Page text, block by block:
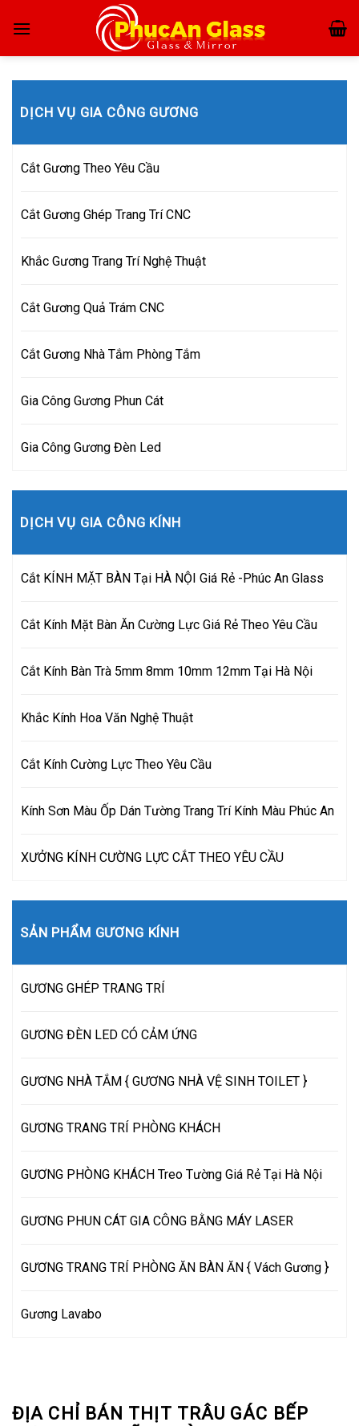
ĐỊA CHỈ BÁN THỊT TRÂU GÁC BẾP
DỊCH VỤ GIA CÔNG GƯƠNG
Cắt Gương Theo Yêu Cầu
Cắt Gương Ghép Trang Trí CNC
Khắc Gương Trang Trí Nghệ Thuật
Cắt Gương Quả Trám CNC
Cắt Gương Nhà Tắm Phòng Tắm
Gia Công Gương Phun Cát
Gia Công Gương Đèn Led
DỊCH VỤ GIA CÔNG KÍNH
Cắt KÍNH MẶT BÀN Tại HÀ NỘI Giá Rẻ -Phúc An Glass
Cắt Kính Mặt Bàn Ăn Cường Lực Giá Rẻ Theo Yêu Cầu
Cắt Kính Bàn Trà 5mm 8mm 10mm 12mm Tại Hà Nội
Khắc Kính Hoa Văn Nghệ Thuật
Cắt Kính Cường Lực Theo Yêu Cầu
Kính Sơn Màu Ốp Dán Tường Trang Trí Kính Màu Phúc An
XƯỞNG KÍNH CƯỜNG LỰC CẮT THEO YÊU CẦU
SẢN PHẨM GƯƠNG KÍNH
GƯƠNG GHÉP TRANG TRÍ
GƯƠNG ĐÈN LED CÓ CẢM ỨNG
GƯƠNG NHÀ TẮM { GƯƠNG NHÀ VỆ SINH TOILET }
GƯƠNG TRANG TRÍ PHÒNG KHÁCH
GƯƠNG PHÒNG KHÁCH Treo Tường Giá Rẻ Tại Hà Nội
GƯƠNG PHUN CÁT GIA CÔNG BẰNG MÁY LASER
GƯƠNG TRANG TRÍ PHÒNG ĂN BÀN ĂN { Vách Gương }
Gương Lavabo